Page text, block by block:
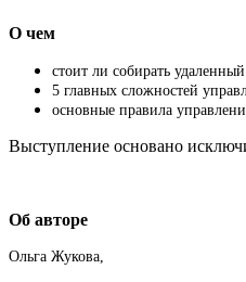
О чем
стоит ли собирать
5 главных сложностей
основные правила
Выступление основано
Об авторе
Ольга Жукова,